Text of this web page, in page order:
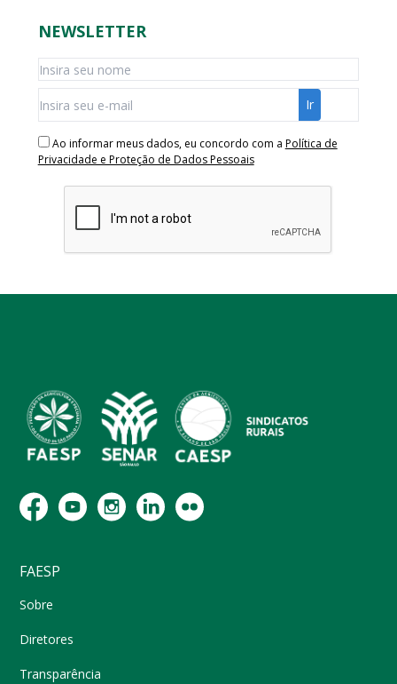
NEWSLETTER
Ao informar meus dados, eu concordo com a Política de
Privacidade e Proteção de Dados Pessoais
FAESP
Sobre
Diretores
Transparência